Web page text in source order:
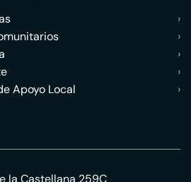
›
›
›
›
Apoyo Local
›
la Castellana 259C